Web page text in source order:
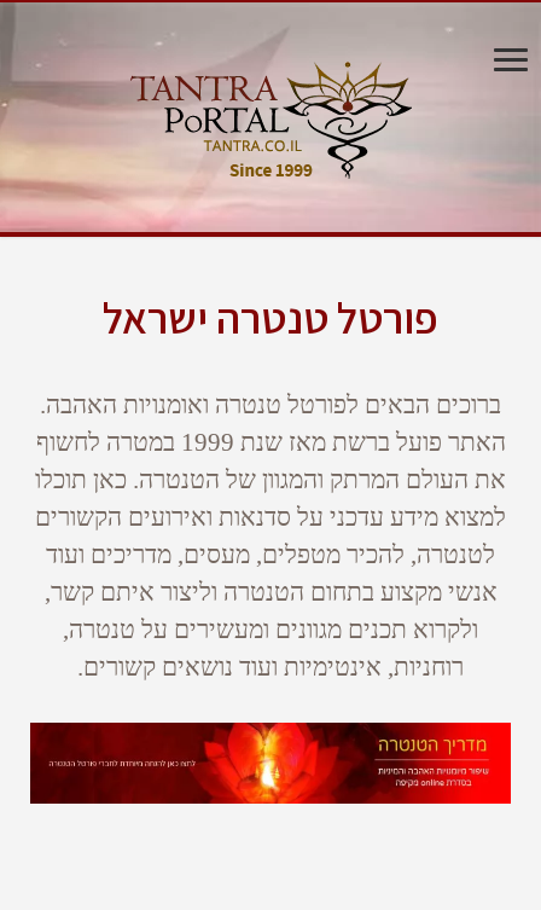
פורטל טנטרה ישראל
ברוכים הבאים לפורטל טנטרה ואומנויות האהבה.
האתר פועל ברשת מאז שנת 1999 במטרה לחשוף
את העולם המרתק והמגוון של הטנטרה. כאן תוכלו
למצוא מידע עדכני על סדנאות ואירועים הקשורים
לטנטרה, להכיר מטפלים, מעסים, מדריכים ועוד
אנשי מקצוע בתחום הטנטרה וליצור איתם קשר,
ולקרוא תכנים מגוונים ומעשירים על טנטרה,
רוחניות, אינטימיות ועוד נושאים קשורים.